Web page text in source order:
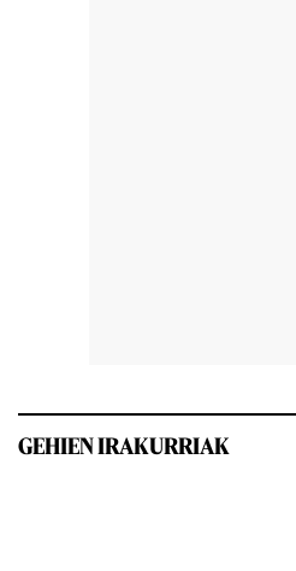
GEHIEN IRAKURRIAK